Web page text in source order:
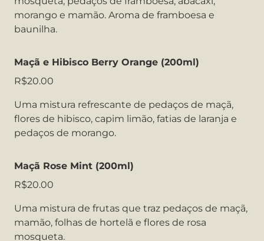
morango e mamão. Aroma de framboesa e
baunilha.
Maçã e Hibisco Berry Orange (200ml)
R$20.00
Uma mistura refrescante de pedaços de maçã,
flores de hibisco, capim limão, fatias de laranja e
pedaços de morango.
Maçã Rose Mint (200ml)
R$20.00
Uma mistura de frutas que traz pedaços de maçã,
mamão, folhas de hortelã e flores de rosa
mosqueta.